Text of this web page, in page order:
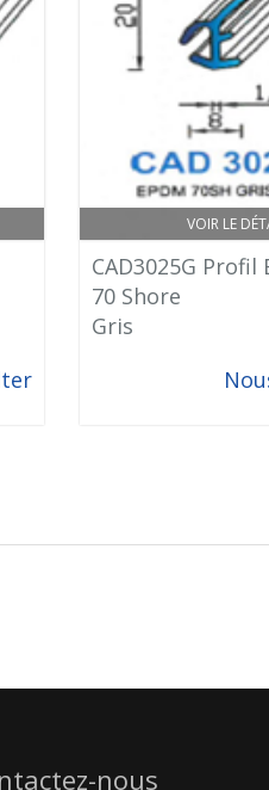
VOIR LE
CAD3025G Profil
70 Shore
Gris
nous